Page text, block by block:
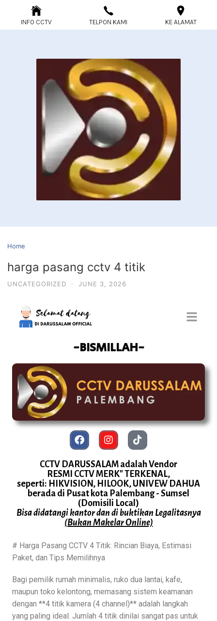
Home
harga pasang cctv 4 titik
UNCATEGORIZED · JUNE 3, 2026
-BISMILLAH-
CCTV DARUSSALAM adalah Vendor
RESMI CCTV MERK" TERKENAL,
seperti: HIKVISION, HILOOK, UNIVEW DAHUA
berada di Pusat kota Palembang - Sumsel
(Domisili Local)
Bisa didatangi kantor dan di buktikan Legalitasnya
(Bukan Makelar Online)
# Harga Pasang CCTV 4 Titik: Rincian Biaya, Estimasi
Paket, dan Tips Memilihnya
Bagi pemilik rumah minimalis, ruko dua lantai, kafe,
maupun toko kelontong, memasang sistem keamanan
dengan **4 titik kamera (4 channel)** adalah langkah
yang paling ideal. Jumlah 4 titik dinilai sangat pas untuk
INFO CCTV TELPON KAMI KE ALAMAT